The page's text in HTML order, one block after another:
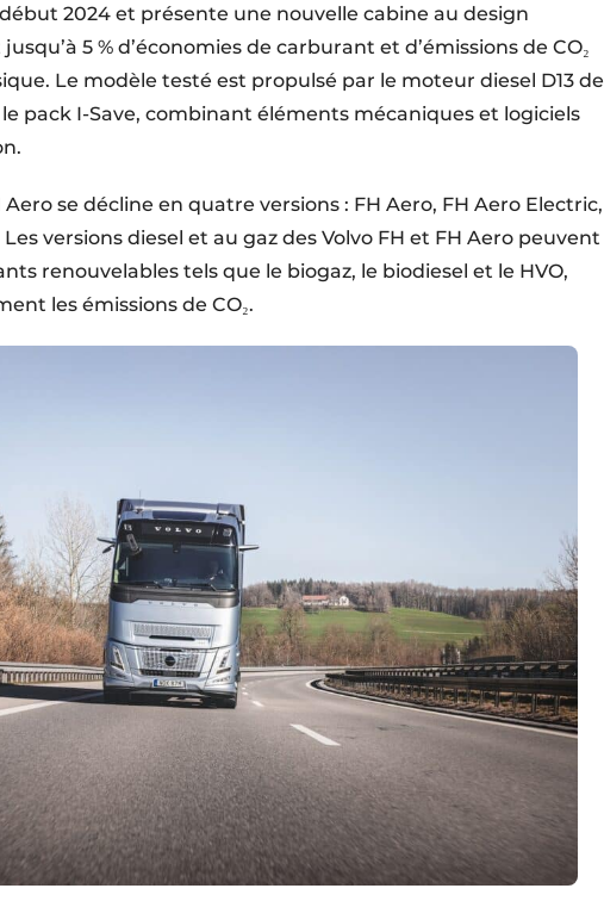
2024 et présente une nouvelle cabine au design
5 % d’économies de carburant et d’émissions de CO₂
Le modèle testé est propulsé par le moteur diesel D13 de
pack I-Save, combinant éléments mécaniques et logiciels
se décline en quatre versions : FH Aero, FH Aero Electric,
versions diesel et au gaz des Volvo FH et FH Aero peuvent
renouvelables tels que le biogaz, le biodiesel et le HVO,
les émissions de CO₂.